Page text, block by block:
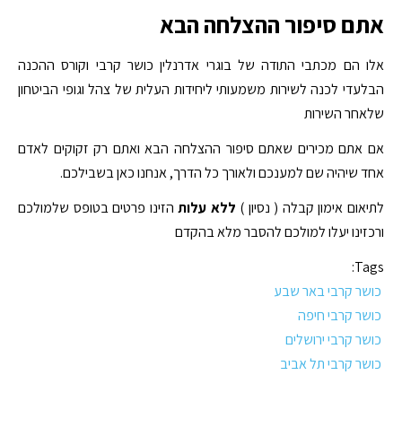
אתם סיפור ההצלחה הבא
אלו הם מכתבי התודה של בוגרי אדרנלין כושר קרבי וקורס ההכנה
הבלעדי לכנה לשירות משמעותי ליחידות העלית של צהל וגופי הביטחון
שלאחר השירות
אם אתם מכירים שאתם סיפור ההצלחה הבא ואתם רק זקוקים לאדם
אחד שיהיה שם למענכם ולאורך כל הדרך, אנחנו כאן בשבילכם.
לתיאום אימון קבלה ( נסיון ) ללא עלותהזינו פרטים בטופס שלמולכם
ורכזינו יעלו למולכם להסבר מלא בהקדם
Tags:
כושר קרבי באר שבע
כושר קרבי חיפה
כושר קרבי ירושלים
כושר קרבי תל אביב